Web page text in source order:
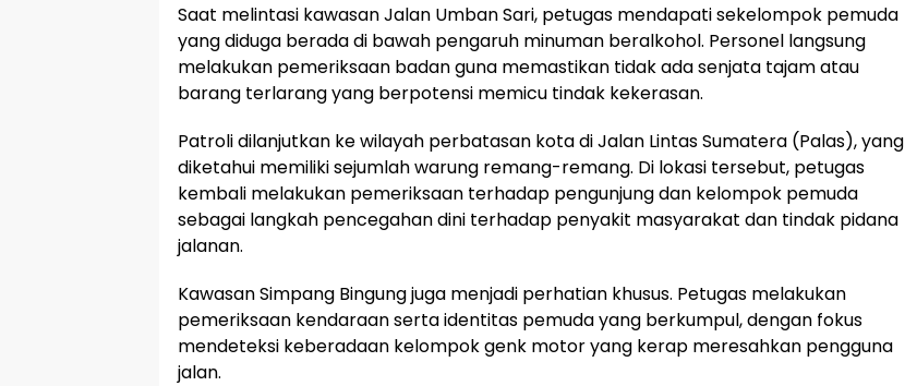
Saat melintasi kawasan Jalan Umban Sari, petugas mendapati sekelompok pemuda
yang diduga berada di bawah pengaruh minuman beralkohol. Personel langsung
melakukan pemeriksaan badan guna memastikan tidak ada senjata tajam atau
barang terlarang yang berpotensi memicu tindak kekerasan.
Patroli dilanjutkan ke wilayah perbatasan kota di Jalan Lintas Sumatera (Palas), yang
diketahui memiliki sejumlah warung remang-remang. Di lokasi tersebut, petugas
kembali melakukan pemeriksaan terhadap pengunjung dan kelompok pemuda
sebagai langkah pencegahan dini terhadap penyakit masyarakat dan tindak pidana
jalanan.
Kawasan Simpang Bingung juga menjadi perhatian khusus. Petugas melakukan
pemeriksaan kendaraan serta identitas pemuda yang berkumpul, dengan fokus
mendeteksi keberadaan kelompok genk motor yang kerap meresahkan pengguna
jalan.